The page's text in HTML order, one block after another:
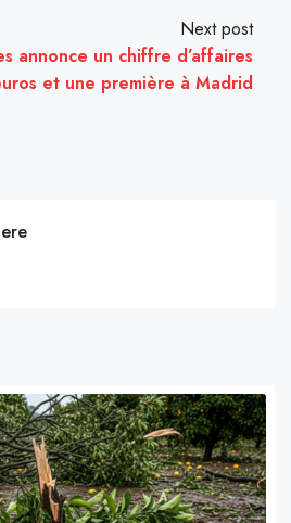
Next post
annonce un chiffre d’affaires
et une première à Madrid